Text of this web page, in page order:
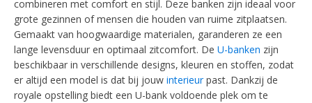
combineren met comfort en stijl. Deze banken zijn ideaal voor
grote gezinnen of mensen die houden van ruime zitplaatsen.
Gemaakt van hoogwaardige materialen, garanderen ze een
lange levensduur en optimaal zitcomfort. De U-banken zijn
beschikbaar in verschillende designs, kleuren en stoffen, zodat
er altijd een model is dat bij jouw interieurpast. Dankzij de
royale opstelling biedt een U-bank voldoende plek om te